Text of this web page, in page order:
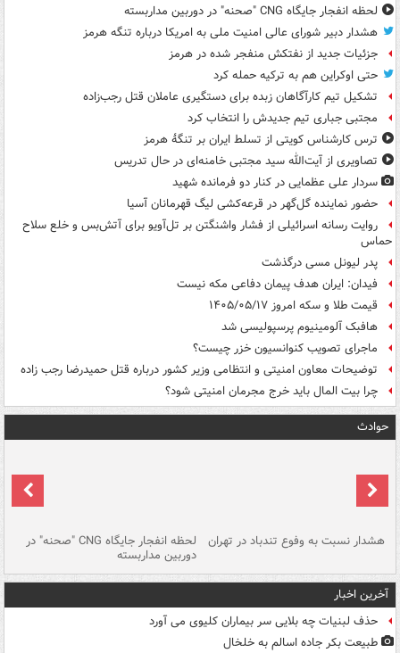
لحظه انفجار جایگاه CNG "صحنه" در دوربین مداربسته
هشدار دبیر شورای عالی امنیت ملی به امریکا درباره تنگه هرمز
جزئیات جدید از نفتکش منفجر شده در هرمز
حتی اوکراین هم به ترکیه حمله کرد
تشکیل تیم کارآگاهان زبده برای دستگیری عاملان قتل رجب‌زاده
مجتبی جباری تیم جدیدش را انتخاب کرد
ترس کارشناس کویتی از تسلط ایران بر تنگۀ هرمز
تصاویری از آیت‌الله سید مجتبی خامنه‌ای در حال تدریس
سردار علی عظمایی در کنار دو فرمانده شهید
حضور نماینده گل‌گهر در قرعه‌کشی لیگ قهرمانان آسیا
روایت رسانه اسرائیلی از فشار واشنگتن بر تل‌آویو برای آتش‌بس و خلع سلاح
حماس
پدر لیونل مسی درگذشت
فیدان: ایران هدف پیمان دفاعی مکه نیست
قیمت طلا و سکه امروز ۱۴۰۵/۰۵/۱۷
هافبک آلومینیوم پرسپولیسی شد
ماجرای تصویب کنوانسیون خزر چیست؟
توضیحات معاون امنیتی و انتظامی وزیر کشور درباره قتل حمیدرضا رجب زاده
چرا بیت المال باید خرج مجرمان امنیتی شود؟
حوادث
هشدار نسبت به وفوع تندباد در تهران لحظه انفجار جایگاه CNG "صحنه" در
دوربین مداربسته
آخرین اخبار
حذف لبنیات چه بلایی سر بیماران کلیوی می آورد
طبیعت بکر جاده اسالم به خلخال